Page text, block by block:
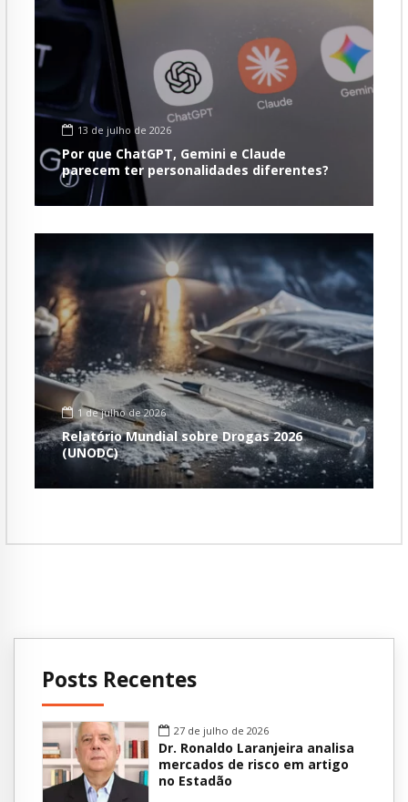
13 de julho de 2026
Por que ChatGPT, Gemini e Claude
parecem ter personalidades diferentes?
1 de julho de 2026
Relatório Mundial sobre Drogas 2026
(UNODC)
Posts Recentes
27 de julho de 2026
Dr. Ronaldo Laranjeira analisa
mercados de risco em artigo
no Estadão